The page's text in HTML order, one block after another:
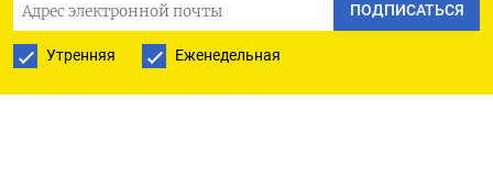
ПОДПИСАТЬСЯ
Утренняя Еженедельная
РУССКАЯ СЛУЖБА
ПОДПИШИТЕСЬ НА НАШУ РАССЫЛКУ